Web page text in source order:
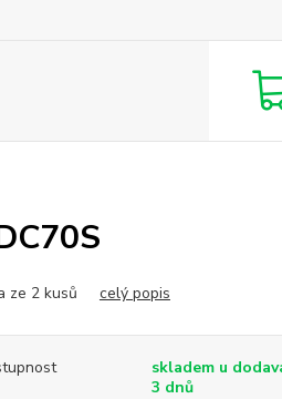
ze 2 kusů celý popis
skladem u
3 dnů